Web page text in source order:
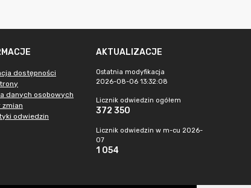
dostępności
danych osobowych
zmian
odwiedzin
AKTUALIZACJE
Ostatnia modyfikacja
2026-08-06 13:32:08
Licznik odwiedzin ogółem
372 350
Licznik odwiedzin w m-cu 2026-
07
1 054